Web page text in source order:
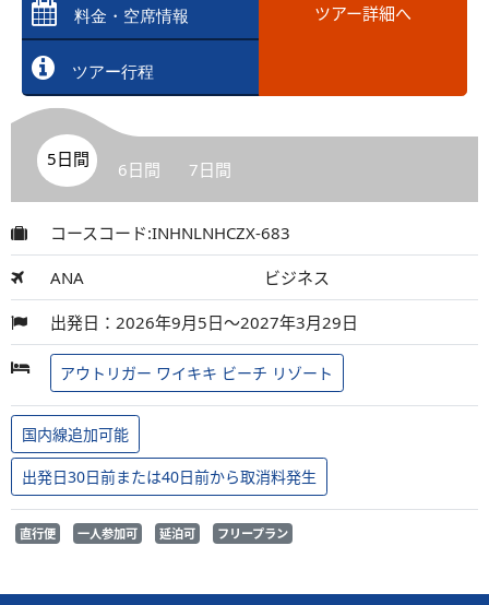
料金・空席情報
ツアー行程
ツアー詳細へ
5日間 6日間 7日間
コースコード:INHNLNHCZX-683
ANA ビジネス
出発日：2026年9月5日～2027年3月29日
アウトリガー ワイキキ ビーチ リゾート
国内線追加可能
出発日30日前または40日前から取消料発生
直行便 一人参加可 延泊可 フリープラン